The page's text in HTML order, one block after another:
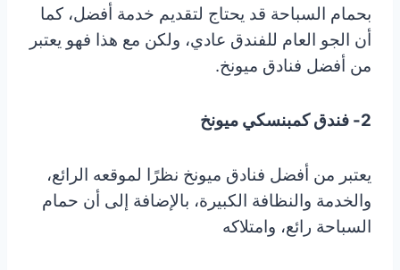
بحمام السباحة قد يحتاج لتقديم خدمة أفضل، كما
أن الجو العام للفندق عادي، ولكن مع هذا فهو يعتبر
من أفضل فنادق ميونخ.
2- فندق كمبنسكي ميونخ
يعتبر من أفضل فنادق ميونخ نظرًا لموقعه الرائع،
والخدمة والنظافة الكبيرة، بالإضافة إلى أن حمام
السباحة رائع، وامتلاكه